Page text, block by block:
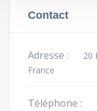
Contact
Adresse :
20
France
Téléphone :